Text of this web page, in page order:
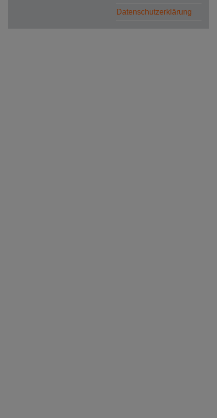
Datenschutzerklärung